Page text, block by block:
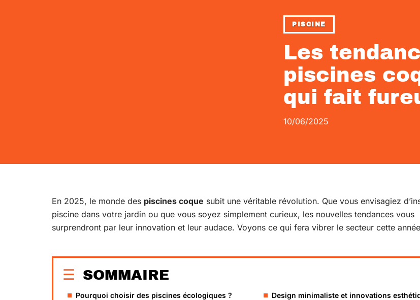
PISCINE
Les
piscines
qui fait
10/06/2025
En 2025, le monde des piscines coque subit une véritable révolution. Que vous envisagiez
piscine dans votre jardin ou que vous soyez simplement curieux, les nouvelles tendances vous
surprendront par leur innovation et leur audace. Voyons ce qui fera vibrer le secteur cette
SOMMAIRE
Pourquoi choisir des piscines écologiques ? Design minimaliste et innovations